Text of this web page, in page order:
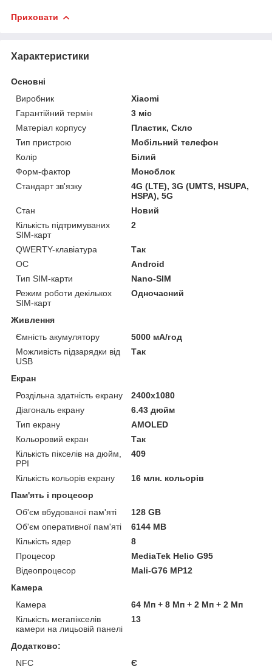
Приховати
Характеристики
Основні
Виробник
Xiaomi
Гарантійний термін
3 міс
Матеріал корпусу
Пластик, Скло
Тип пристрою
Мобільний телефон
Колір
Білий
Форм-фактор
Моноблок
Стандарт зв'язку
4G (LTE), 3G (UMTS, HSUPA,
HSPA), 5G
Стан
Новий
Кількість підтримуваних
SIM-карт
2
QWERTY-клавіатура
Так
ОС
Android
Тип SIM-карти
Nano-SIM
Режим роботи декількох
SIM-карт
Одночасний
Живлення
Ємність акумулятору
5000 мА/год
Можливість підзарядки від
USB
Так
Екран
Роздільна здатність екрану
2400x1080
Діагональ екрану
6.43 дюйм
Тип екрану
AMOLED
Кольоровий екран
Так
Кількість пікселів на дюйм,
PPI
409
Кількість кольорів екрану
16 млн. кольорів
Пам'ять і процесор
Об'єм вбудованої пам'яті
128 GB
Об'єм оперативної пам'яті
6144 MB
Кількість ядер
8
Процесор
MediaTek Helio G95
Відеопроцесор
Mali-G76 MP12
Камера
Камера
64 Мп + 8 Мп + 2 Мп + 2 Мп
Кількість мегапікселів
камери на лицьовій панелі
13
Додатково:
NFC
Є